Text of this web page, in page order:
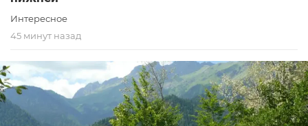
Интересное
45 минут назад